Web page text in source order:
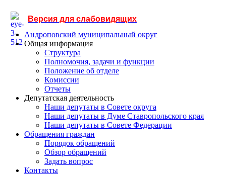
Версия для слабовидящих
Андроповский муниципальный округ
Общая информация
Структура
Полномочия, задачи и функции
Положение об отделе
Комиссии
Отчеты
Депутатская деятельность
Наши депутаты в Совете округа
Наши депутаты в Думе Ставропольского края
Наши депутаты в Совете Федерации
Обращения граждан
Порядок обращений
Обзор обращений
Задать вопрос
Контакты